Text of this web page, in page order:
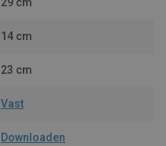
14 cm
23 cm
Vast
Downloaden